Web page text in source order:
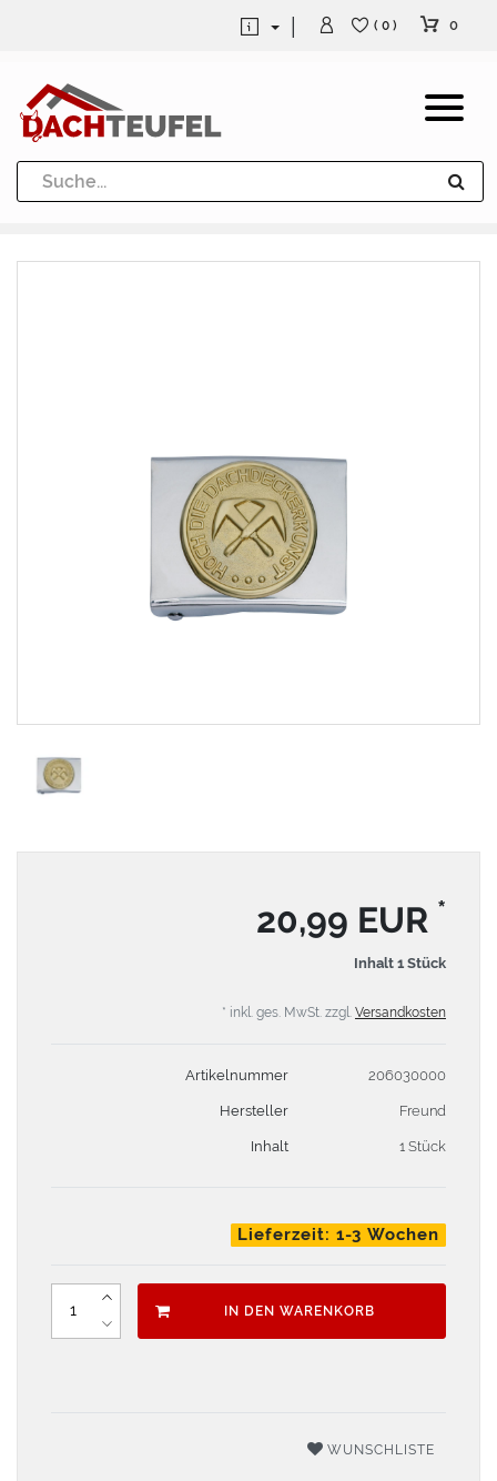
Dachrinne und Fallrohre
Werkzeuge und Löttechnik
( 0 ) 0
20,99 EUR *
Inhalt 1 Stück
* inkl. ges. MwSt. zzgl. Versandkosten
Artikelnummer 206030000
Hersteller Freund
Inhalt 1 Stück
Lieferzeit: 1-3 Wochen
IN DEN WARENKORB
WUNSCHLISTE